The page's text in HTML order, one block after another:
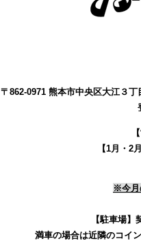
〒862-0971 熊本市中央区大江３丁
【1月・2
※今月
【駐車場】
満車の場合は近隣のコイ